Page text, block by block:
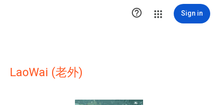
 Sign in
LaoWai (老外)